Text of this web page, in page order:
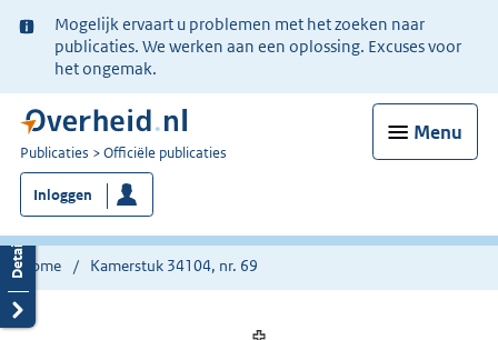
Ter
informatie:
Mogelijk ervaart u problemen met het zoeken naar
publicaties. We werken aan een oplossing. Excuses voor
het ongemak.
Menu
U
bent
nu
hier:
Publicaties Officiële publicaties
Inloggen
Home Kamerstuk 34104, nr. 69